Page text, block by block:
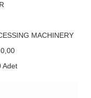
MACHINERY
0,00
Adet